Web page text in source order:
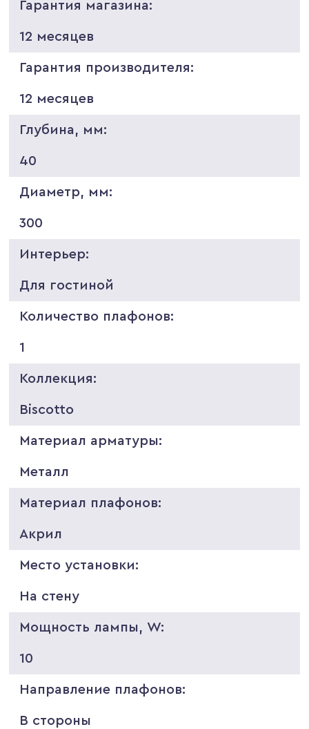
Гарантия магазина:
12 месяцев
Гарантия производителя:
12 месяцев
Глубина, мм:
40
Диаметр, мм:
300
Интерьер:
Для гостиной
Количество плафонов:
1
Коллекция:
Biscotto
Материал арматуры:
Металл
Материал плафонов:
Акрил
Место установки:
На стену
Мощность лампы, W:
10
Направление плафонов:
В стороны